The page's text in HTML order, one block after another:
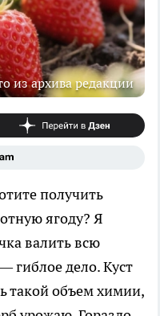
из архива редакции
получить
ягоду? Я
валить всю
гиблое дело. Куст
такой объем химии,